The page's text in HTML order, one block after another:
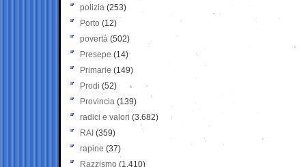
polizia (253)
Porto (12)
povertà (502)
Presepe (14)
Primarie (149)
Prodi (52)
Provincia (139)
radici e valori (3.682)
RAI (359)
rapine (37)
Razzismo (1.410)